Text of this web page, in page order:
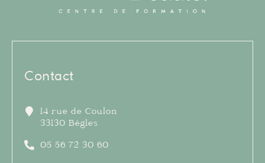
Contact
14 rue de Coulon
33130 Bègles
05 56 72 30 60